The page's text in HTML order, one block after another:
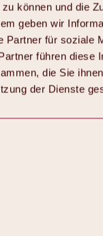
können und die
geben wir
Partner für soziale
führen diese
die Sie
der Dienste